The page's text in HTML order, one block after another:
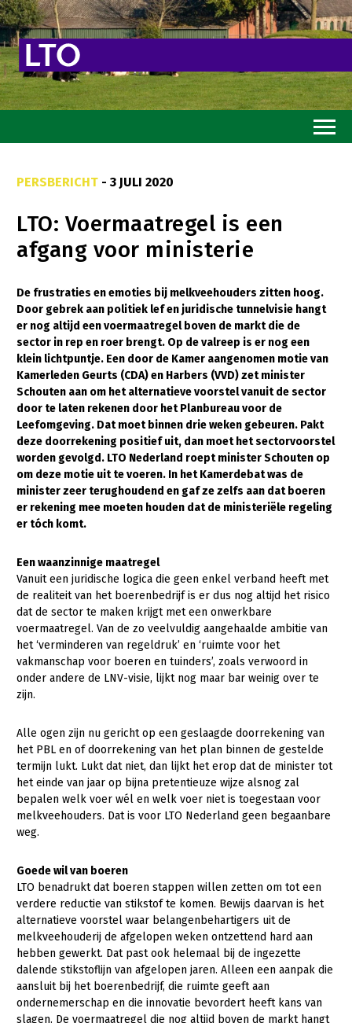
Goed eten
Mooi groen
Sterk ondernemerschap
Transitiepaden
Thema’s
Gezonde planten
Gezonde dieren
Natuur, klimaat en energie
Bodem en water
Platteland en omgeving
Mens, ondernemerschap en onderwijs
Sectoren
Dier
Biologische Landbouw
Geitenhouderij
Konijnenhouderij
Melkveehouderij
Paardenhouderij
Pluimveehouderij
Varkenshouderij
Vleesveehouderij
Plant
Akkerbouw
Bollenteelt
Bomen, vaste planten en zomerbloemen
Fruitteelt
Glastuinbouw
Vollegrondsgroente
Multifunctionele landbouw
Vrouw en Bedrijf
Onderwerpen
Nieuws
Nieuwsabonnement
Webinars
Over LTO
LTO Nederland
Mensen
Bestuur en Directie
Medewerkers
Vakgroepbestuurders
Jaarverslag 2023
Vacatures
Pers
Contact
PERSBERICHT - 3 JULI 2020
LTO: Voermaatregel is een
afgang voor ministerie
De frustraties en emoties bij melkveehouders zitten hoog.
Door gebrek aan politiek lef en juridische tunnelvisie hangt
er nog altijd een voermaatregel boven de markt die de
sector in rep en roer brengt. Op de valreep is er nog een
klein lichtpuntje. Een door de Kamer aangenomen motie van
Kamerleden Geurts (CDA) en Harbers (VVD) zet minister
Schouten aan om het alternatieve voorstel vanuit de sector
door te laten rekenen door het Planbureau voor de
Leefomgeving. Dat moet binnen drie weken gebeuren. Pakt
deze doorrekening positief uit, dan moet het sectorvoorstel
worden gevolgd. LTO Nederland roept minister Schouten op
om deze motie uit te voeren. In het Kamerdebat was de
minister zeer terughoudend en gaf ze zelfs aan dat boeren
er rekening mee moeten houden dat de ministeriële regeling
er tóch komt.
Een waanzinnige maatregel
Vanuit een juridische logica die geen enkel verband heeft met
de realiteit van het boerenbedrijf is er dus nog altijd het risico
dat de sector te maken krijgt met een onwerkbare
voermaatregel. Van de zo veelvuldig aangehaalde ambitie van
het ‘verminderen van regeldruk’ en ‘ruimte voor het
vakmanschap voor boeren en tuinders’, zoals verwoord in
onder andere de LNV-visie, lijkt nog maar bar weinig over te
zijn.
Alle ogen zijn nu gericht op een geslaagde doorrekening van
het PBL en of doorrekening van het plan binnen de gestelde
termijn lukt. Lukt dat niet, dan lijkt het erop dat de minister tot
het einde van jaar op bijna pretentieuze wijze alsnog zal
bepalen welk voer wél en welk voer niet is toegestaan voor
melkveehouders. Dat is voor LTO Nederland geen begaanbare
weg.
Goede wil van boeren
LTO benadrukt dat boeren stappen willen zetten om tot een
verdere reductie van stikstof te komen. Bewijs daarvan is het
alternatieve voorstel waar belangenbehartigers uit de
melkveehouderij de afgelopen weken ontzettend hard aan
hebben gewerkt. Dat past ook helemaal bij de ingezette
dalende stikstoflijn van afgelopen jaren. Alleen een aanpak die
aansluit bij het boerenbedrijf, die ruimte geeft aan
ondernemerschap en die innovatie bevordert heeft kans van
slagen. De voermaatregel die nog altijd boven de markt hangt